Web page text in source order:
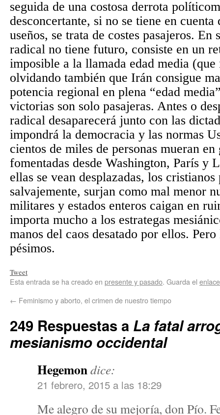
seguida de una costosa derrota
desconcertante, si no se tiene en cuenta
useños, se trata de costes pasajeros.
radical no tiene futuro, consiste en un
imposible a la llamada edad media
olvidando también que Irán consigue
potencia regional en plena “edad
victorias son solo pasajeras. Antes o
radical desaparecerá junto con las
impondrá la democracia y las normas
cientos de miles de personas mueran
fomentadas desde Washington, París y
ellas se vean desplazadas, los cristianos
salvajemente, surjan como mal menor
militares y estados enteros caigan en
importa mucho a los estrategas
manos del caos desatado por ellos.
pésimos.
Tweet
Esta entrada se ha creado en presente y pasado. Guarda el
← Feminismo y aborto, el crimen de nuestro tiempo
249 Respuestas a La fatal
mesianismo occidental
Hegemondice:
21 febrero, 2015 a las 18:29
Me alegro de su mejoría, don Pío.